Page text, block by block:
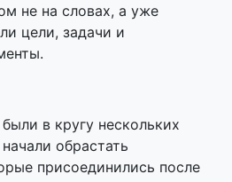
не на словах, а уже
цели, задачи и
в кругу нескольких
обрастать
присоединились после